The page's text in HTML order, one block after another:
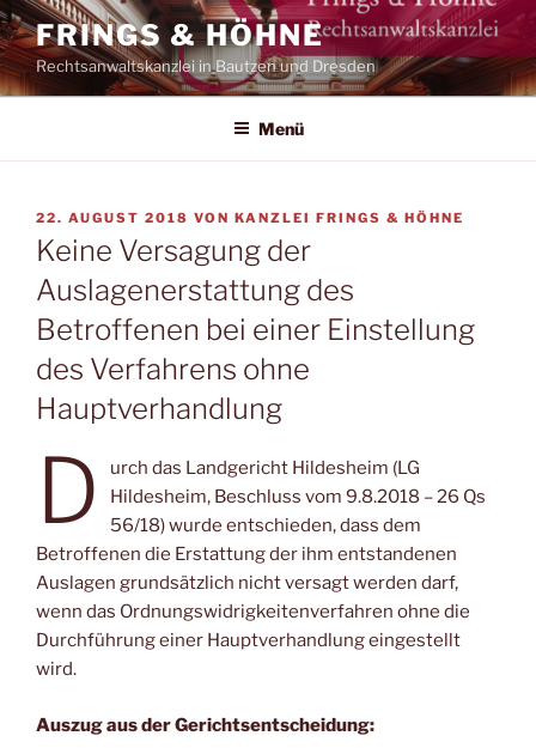
Zum
Inhalt
springen
FRINGS & HÖHNE
Rechtsanwaltskanzlei in Bautzen und Dresden
Menü
VERÖFFENTLICHT
AM
22. AUGUST 2018 VON KANZLEI FRINGS & HÖHNE
Keine Versagung der
Auslagenerstattung des
Betroffenen bei einer Einstellung
des Verfahrens ohne
Hauptverhandlung
D
urch das Landgericht Hildesheim (LG
Hildesheim, Beschluss vom 9.8.2018 – 26 Qs
56/18) wurde entschieden, dass dem
Betroffenen die Erstattung der ihm entstandenen
Auslagen grundsätzlich nicht versagt werden darf,
wenn das Ordnungswidrigkeitenverfahren ohne die
Durchführung einer Hauptverhandlung eingestellt
wird.
Auszug aus der Gerichtsentscheidung: